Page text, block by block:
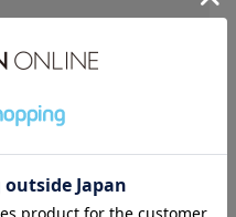
景に持つ実験団体でも
ての別注アイテムを制
岡山の工場にADAM
ィブディレクターの坂
所有するヴィンテージ
部までこだわりを詰め